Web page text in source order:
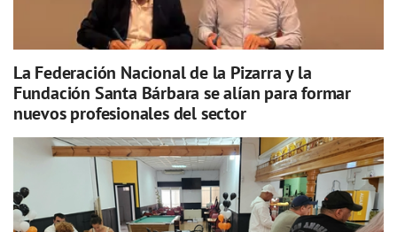
La Federación Nacional de la Pizarra y la
Fundación Santa Bárbara se alían para formar
nuevos profesionales del sector